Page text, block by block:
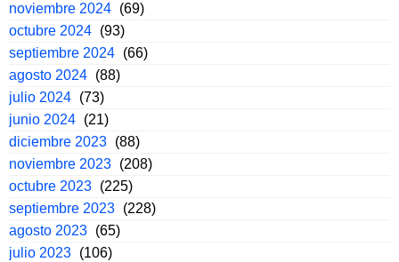
noviembre 2024 (69)
octubre 2024 (93)
septiembre 2024 (66)
agosto 2024 (88)
julio 2024 (73)
junio 2024 (21)
diciembre 2023 (88)
noviembre 2023 (208)
octubre 2023 (225)
septiembre 2023 (228)
agosto 2023 (65)
julio 2023 (106)